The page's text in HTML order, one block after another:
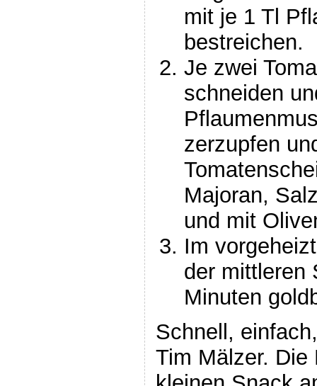
mit je 1 Tl
bestreichen.
Je zwei
schneiden
zerzupfen
Majoran,
und mit
Im
der mittleren
Minuten
Schnell,
Tim Mälzer. Die